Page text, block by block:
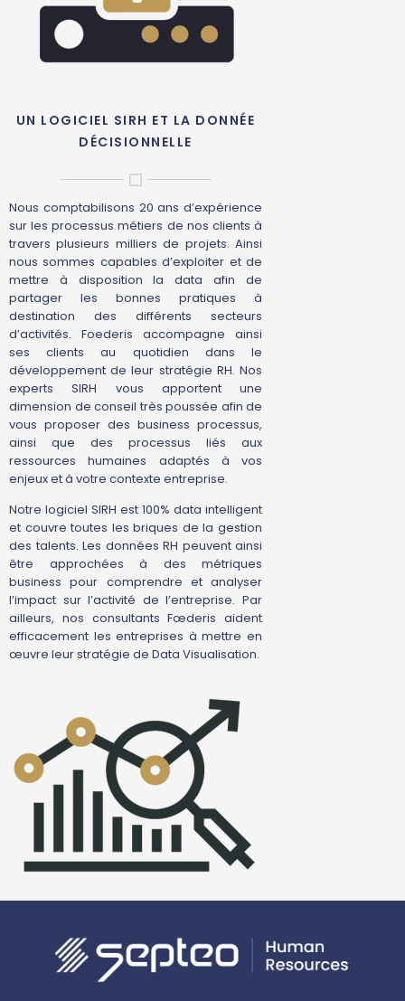
UN LOGICIEL SIRH ET LA DONNÉE
DÉCISIONNELLE
Nous comptabilisons 20 ans d’expérience
sur les processus métiers de nos clients à
travers plusieurs milliers de projets. Ainsi
nous sommes capables d’exploiter et de
mettre à disposition la data afin de
partager les bonnes pratiques à
destination des différents secteurs
d’activités. Foederis accompagne ainsi
ses clients au quotidien dans le
développement de leur stratégie RH. Nos
experts SIRH vous apportent une
dimension de conseil très poussée afin de
vous proposer des business processus,
ainsi que des processus liés aux
ressources humaines adaptés à vos
enjeux et à votre contexte entreprise.
Notre logiciel SIRH est 100% data intelligent
et couvre toutes les briques de la gestion
des talents. Les données RH peuvent ainsi
être approchées à des métriques
business pour comprendre et analyser
l’impact sur l’activité de l’entreprise. Par
ailleurs, nos consultants Fœderis aident
efficacement les entreprises à mettre en
œuvre leur stratégie de Data Visualisation.